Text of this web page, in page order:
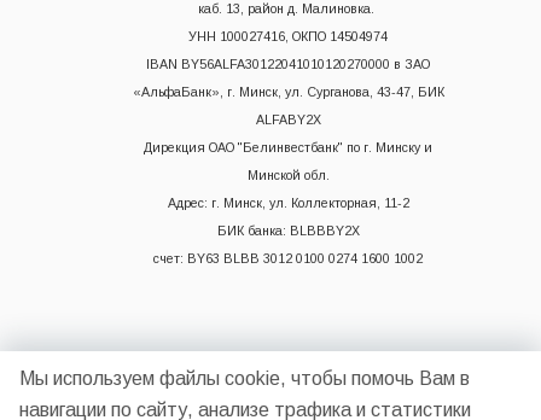
каб. 13, район д. Малиновка.
УНН 100027416, ОКПО 14504974
IBAN BY56ALFA30122041010120270000 в ЗАО
«АльфаБанк», г. Минск, ул. Сурганова, 43-47, БИК
ALFABY2X
Дирекция ОАО "Белинвестбанк" по г. Минску и
Минской обл.
Адрес: г. Минск, ул. Коллекторная, 11-2
БИК банка: BLBBBY2X
счет: BY63 BLBB 3012 0100 0274 1600 1002
Мы используем файлы cookie, чтобы помочь Вам в
навигации по сайту, анализе трафика и статистики